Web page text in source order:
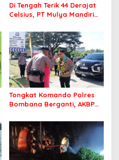
Di Tengah Terik 44 Derajat
Celsius, PT Mulya Mandiri
Jamaah Tetap Sehat dan
Nyaman Beribadah
Tongkat Komando Polres
Bombana Berganti, AKBP
Kepolisian Bombana